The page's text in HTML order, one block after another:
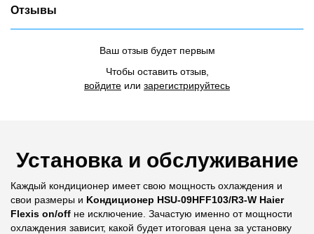
Отзывы
Ваш отзыв будет первым
Чтобы оставить отзыв,
войдите или зарегистрируйтесь
Установка и обслуживание
Каждый кондиционер имеет свою мощность охлаждения и
свои размеры и Kондиционер HSU-09HFF103/R3-W Haier
Flexis on/off не исключение. Зачастую именно от мощности
охлаждения зависит, какой будет итоговая цена за установку